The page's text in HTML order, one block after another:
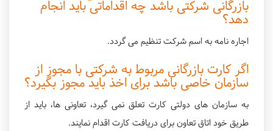
بازرگانی شرکتی باشد چه اقداماتی باید انجام
دهد؟
اجاره نامه به اسم شرکت تنظیم می گردد.
اگر کارت بازرگانی مربوط به شرکتی با مجوز از
سازمان خاصی باشد برای اخذ باید مجوز بگیرد؟
به سازمان های دولتی کارت تعلق نمی گیرد، تعاونی ها، باید از
طریق خود اتاق تعاون برای دریافت کارت اقدام نمایند.